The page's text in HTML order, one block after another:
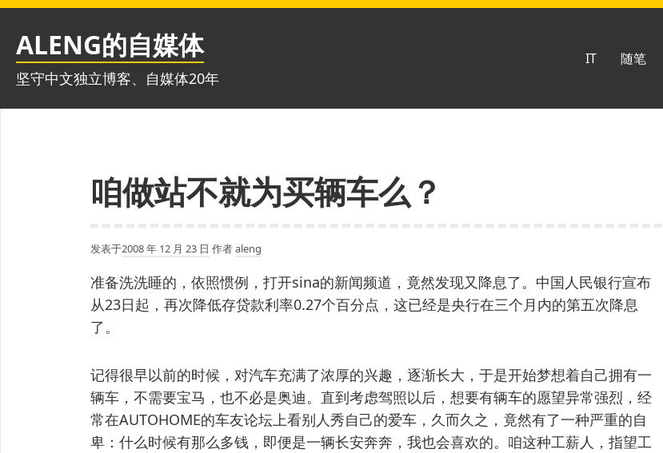
跳
ALENG的自媒体
坚守中文独立博客、自媒体20年
IT 随笔
咱做站不就为买辆车么？
发表于2008 年 12 月 23 日 作者aleng
准备洗洗睡的，依照惯例，打开sina的新闻频道，竟然发现又降息了。中国人民银行宣布
从23日起，再次降低存贷款利率0.27个百分点，这已经是央行在三个月内的第五次降息
了。
记得很早以前的时候，对汽车充满了浓厚的兴趣，逐渐长大，于是开始梦想着自己拥有一
辆车，不需要宝马，也不必是奥迪。直到考虑驾照以后，想要有辆车的愿望异常强烈，经
常在AUTOHOME的车友论坛上看别人秀自己的爱车，久而久之，竟然有了一种严重的自
卑：什么时候有那么多钱，即便是一辆长安奔奔，我也会喜欢的。咱这种工薪人，指望工